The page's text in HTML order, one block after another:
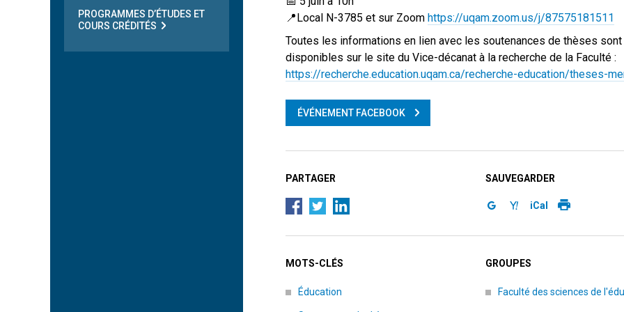
📍Local N-3785 et sur Zoom https://uqam.zoom.us/j/87575181511
Toutes les informations en lien avec les soutenances de thèses sont
disponibles sur le site du Vice-décanat à la recherche de la Faculté :
https://recherche.education.uqam.ca/recherche-education/theses-
ÉVÉNEMENT FACEBOOK
PARTAGER SAUVEGARDER
iCal
MOTS-CLÉS
Éducation
GROUPES
Faculté des sciences de
PROGRAMMES D’ÉTUDES ET
COURS CRÉDITÉS